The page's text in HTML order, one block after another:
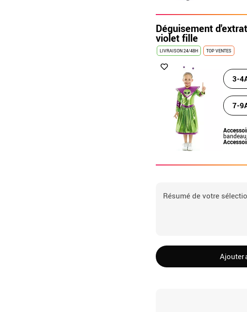
Déguisement
violet fille
LIVRAISON 24/48H TOP VENTES
3-
7-
Résumé de votre
Ajouter